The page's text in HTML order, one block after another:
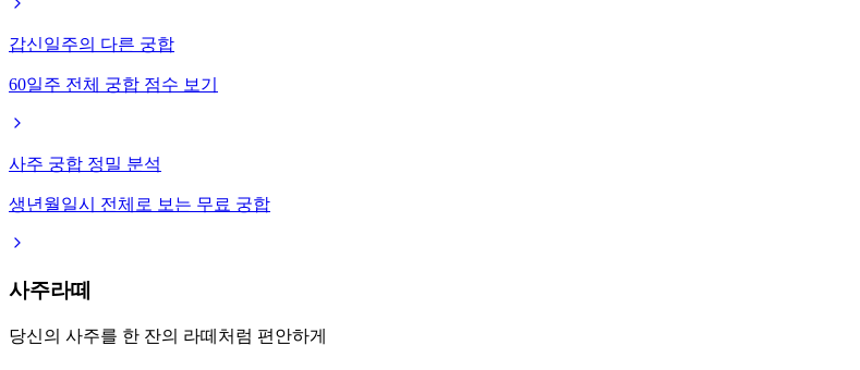
갑신일주의 다른 궁합
60일주 전체 궁합 점수 보기
사주 궁합 정밀 분석
생년월일시 전체로 보는 무료 궁합
사주라떼
당신의 사주를 한 잔의 라떼처럼 편안하게